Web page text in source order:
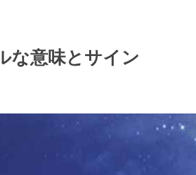
な意味とサイン